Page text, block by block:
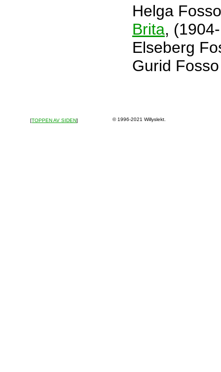
Helga
Brita,
Elseberg
Gurid Fosso
[TOPPEN AV SIDEN] © 1996-2021 Willyslekt.